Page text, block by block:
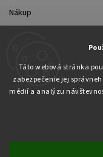
Táto webová stránka
zabezpečenie jej
médií a analýzu
Nákup
Copyright